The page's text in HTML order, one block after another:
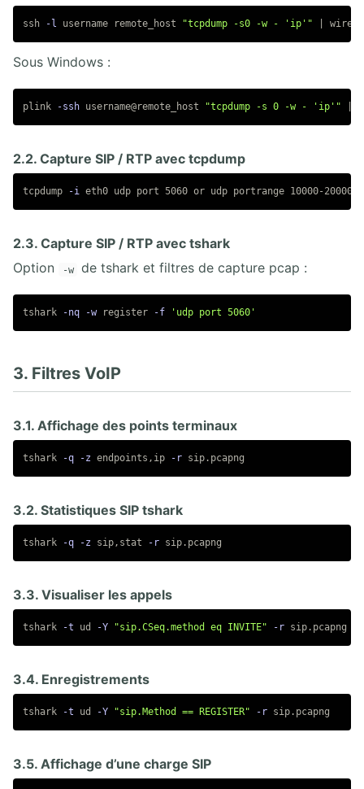
ssh -l username remote_host "tcpdump -s0 -w - 'ip'" |
Sous Windows :
plink -ssh username@remote_host "tcpdump -s 0 -w - 'ip'"
2.2. Capture SIP / RTP avec tcpdump
tcpdump -i eth0 udp port 5060 or udp portrange 10000-20000
2.3. Capture SIP / RTP avec tshark
Option
-w de tshark et filtres de capture pcap :
tshark -nq -w register -f 'udp port 5060'
3. Filtres VoIP
3.1. Affichage des points terminaux
tshark -q -z endpoints,ip -r
3.2. Statistiques SIP tshark
tshark -q -z sip,stat -r
3.3. Visualiser les appels
tshark -t ud -Y "sip.CSeq.method eq INVITE" -r
3.4. Enregistrements
tshark -t ud -Y "sip.Method == REGISTER" -r
3.5. Affichage d’une charge SIP